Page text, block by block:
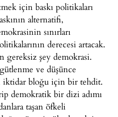
için baskı politikaları
alternatifi,
sınırları
derecesi artacak.
gereksiz şey demokrasi.
ve düşünce
iktidar bloğu için bir tehdit.
demokratik bir dizi adımı
taşan öfkeli